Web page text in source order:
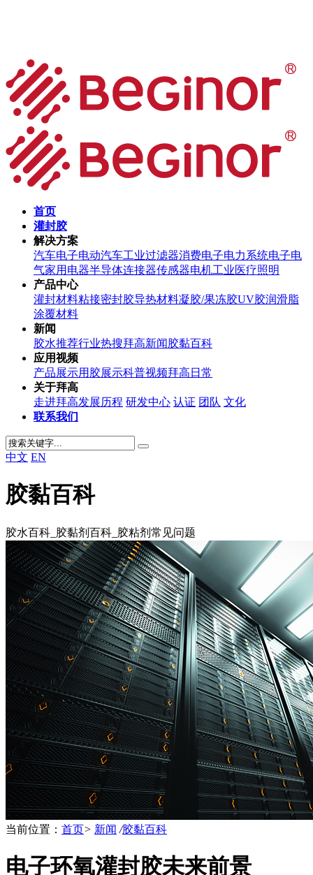
首页
灌封胶
解决方案
汽车电子电动汽车工业过滤器消费电子电力系统电子电
气家用电器半导体连接器传感器电机工业医疗照明
产品中心
灌封材料粘接密封胶导热材料凝胶/果冻胶UV胶润滑脂
涂覆材料
新闻
胶水推荐行业热搜拜高新闻胶黏百科
应用视频
产品展示用胶展示科普视频拜高日常
关于拜高
走进拜高发展历程 研发中心 认证 团队 文化
联系我们
中文 EN
胶黏百科
胶水百科_胶黏剂百科_胶粘剂常见问题
当前位置： 首页> 新闻 /胶黏百科
电子环氧灌封胶未来前景